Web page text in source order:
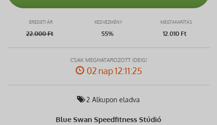
EREDETI ÁR KEDVEZMÉNY MEGTAKARÍTÁS
22.000Ft 55% 12.010 Ft
CSAK MEGHATÁROZOTT IDEIG!
02 nap 12:11:25
2 Alkupon eladva
Blue Swan Speedfitness Stúdió